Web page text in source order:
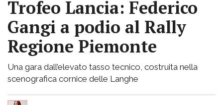
Trofeo Lancia: Federico
Gangi a podio al Rally
Regione Piemonte
Una gara dall’elevato tasso tecnico, costruita nella
scenografica cornice delle Langhe